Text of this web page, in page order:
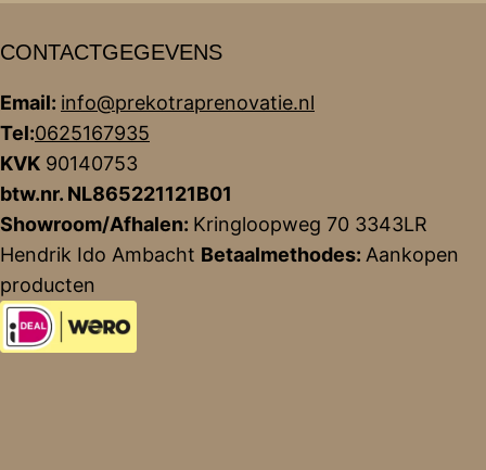
CONTACTGEGEVENS
Email: info@prekotraprenovatie.nl
Tel:0625167935
KVK 90140753
btw.nr. NL865221121B01
Showroom/Afhalen: Kringloopweg 70 3343LR
Hendrik Ido Ambacht Betaalmethodes: Aankopen
producten